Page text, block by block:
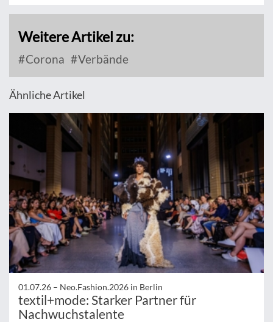
Weitere Artikel zu:
Corona Verbände
Ähnliche Artikel
01.07.26 – Neo.Fashion.2026 in Berlin
textil+mode: Starker Partner für
Nachwuchstalente